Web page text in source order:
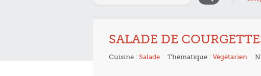
SALADE DE
Cuisine : Salade Thématique : Végétarien